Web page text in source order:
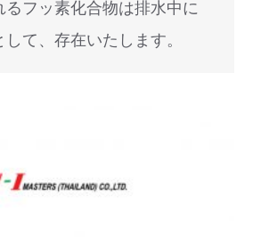
るフッ素化合物は排水中に
て、存在いたします。